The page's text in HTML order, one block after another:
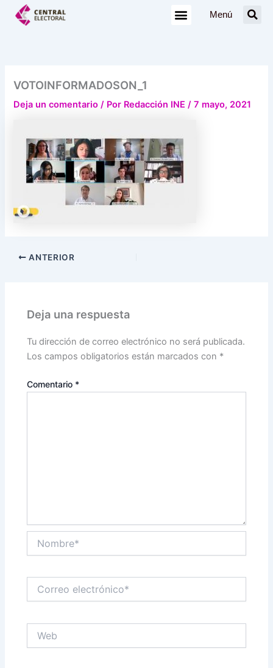
Menú
VOTOINFORMADOSON_1
Deja un comentario / Por Redacción INE/7 mayo, 2021
ANTERIOR
Deja una respuesta
Tu dirección de correo electrónico no será publicada.
Los campos obligatorios están marcados con *
Comentario *
electrónico*